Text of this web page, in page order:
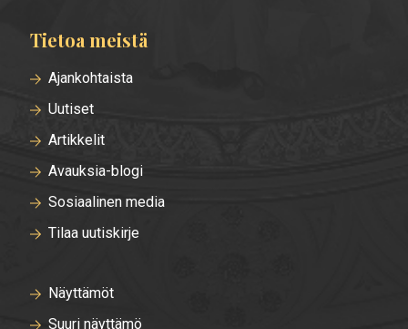
Tietoa meistä
Ajankohtaista
Uutiset
Artikkelit
Avauksia-blogi
Sosiaalinen media
Tilaa uutiskirje
Näyttämöt
Suuri näyttämö